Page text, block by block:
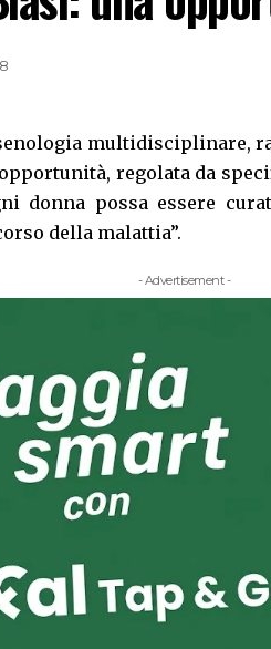
multidisciplinare,
regolata da
donna possa essere
della malattia”.
- Advertisement -